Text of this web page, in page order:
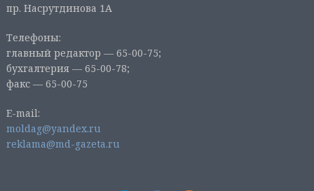
пр. Насрутдинова 1А
Телефоны:
главный редактор — 65-00-75;
бухгалтерия — 65-00-78;
факс — 65-00-75
E-mail:
moldag@yandex.ru
reklama@md-gazeta.ru